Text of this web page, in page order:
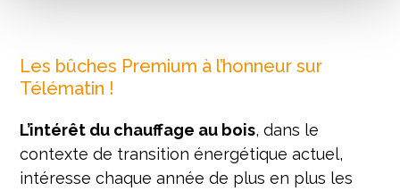
Les bûches Premium à l’honneur sur
Télématin !
L’intérêt du chauffage au bois, dans le
contexte de transition énergétique actuel,
intéresse chaque année de plus en plus les